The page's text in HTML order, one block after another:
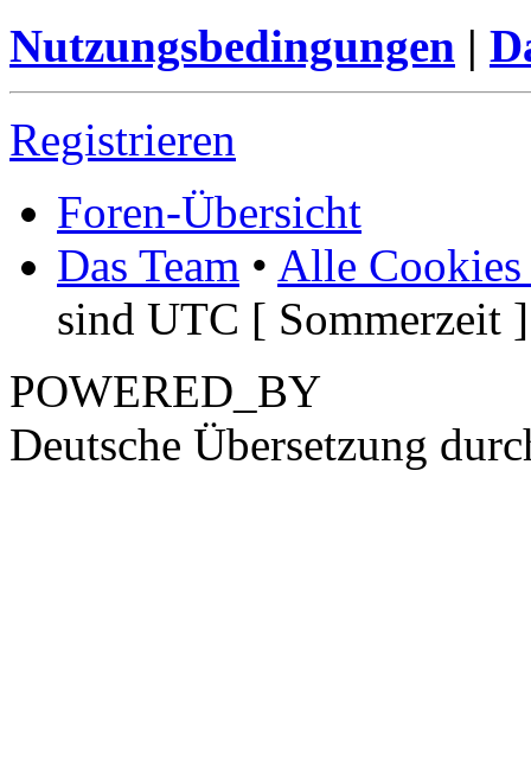
Nutzungsbedingungen |
Registrieren
Foren-Übersicht
Das Team • Alle Cookies
sind UTC [ Sommerzeit ]
POWERED_BY
Deutsche Übersetzung